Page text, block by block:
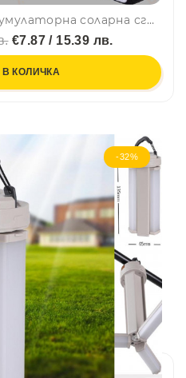
Многофункционална акумулаторна соларна сгъваема висяща лампа XF-527
€7.87 / 15.39 лв.
КОЛИЧКА
-32%